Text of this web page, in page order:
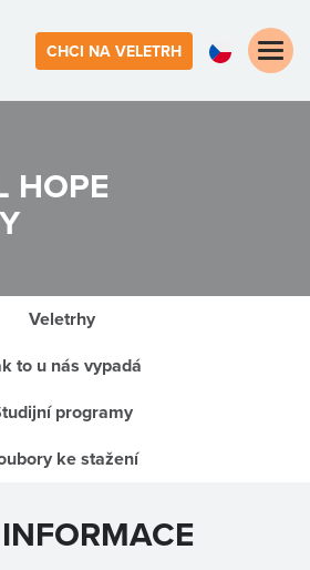
CHCI NA VELETRH
Toggle
HOPE
Veletrhy
to u nás vypadá
programy
ke stažení